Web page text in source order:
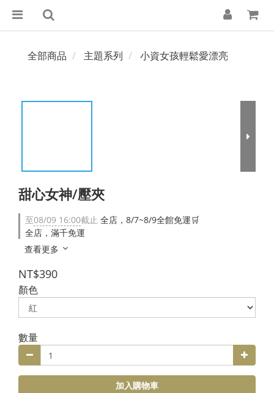
全部商品 主題系列 小資女孩輕鬆愛漂亮
甜心女神/壓夾
至08/09 16:00截止 全店，8/7~8/9全館免運🛒
全店，滿千免運
查看更多
NT$390
顏色
數量
加入購物車